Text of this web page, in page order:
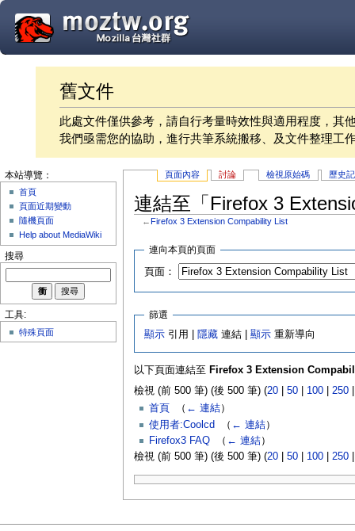
舊文件
此處文件僅供參考，請自行考量時效性與適用程度，其
我們亟需您的協助，進行共筆系統搬移、及文件整理工
頁面內容 討論 檢視原始碼 歷史
連結至「Firefox 3
← Firefox 3 Extension Compability List
連向本頁的頁面
頁面：
篩選
顯示 引用 | 隱藏 連結 |顯示 重新導向
以下頁面連結至 Firefox 3 Extension
檢視 (前 500 筆) (後 500 筆) (20| 50| 100| 250
首頁
（ ← 連結）
使用者:Coolcd
（ ← 連結）
Firefox3 FAQ‎ （ ← 連結）
檢視 (前 500 筆) (後 500 筆) (20| 50| 100| 250
本站導覽：
首頁
頁面近期變動
隨機頁面
Help about MediaWiki
搜尋
工具:
特殊頁面